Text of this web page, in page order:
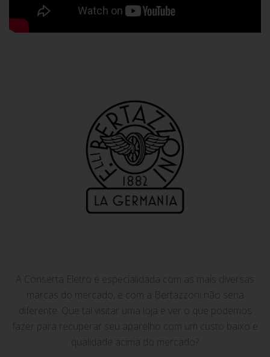
A Conserta Eletro é especialidada com as mais diversas
marcas do mercado, e com a Bertazzoni não seria
diferente. Que tal visitar uma loja e ver o que podemos
fazer para recuperar seu aparelho com um custo baixo e
qualidade acima do mercado?